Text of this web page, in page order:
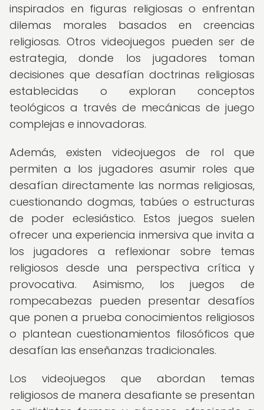
inspirados en figuras religiosas o enfrentan
dilemas morales basados en creencias
religiosas. Otros videojuegos pueden ser de
estrategia, donde los jugadores toman
decisiones que desafían doctrinas religiosas
establecidas o exploran conceptos
teológicos a través de mecánicas de juego
complejas e innovadoras.
Además, existen videojuegos de rol que
permiten a los jugadores asumir roles que
desafían directamente las normas religiosas,
cuestionando dogmas, tabúes o estructuras
de poder eclesiástico. Estos juegos suelen
ofrecer una experiencia inmersiva que invita a
los jugadores a reflexionar sobre temas
religiosos desde una perspectiva crítica y
provocativa. Asimismo, los juegos de
rompecabezas pueden presentar desafíos
que ponen a prueba conocimientos religiosos
o plantean cuestionamientos filosóficos que
desafían las enseñanzas tradicionales.
Los videojuegos que abordan temas
religiosos de manera desafiante se presentan